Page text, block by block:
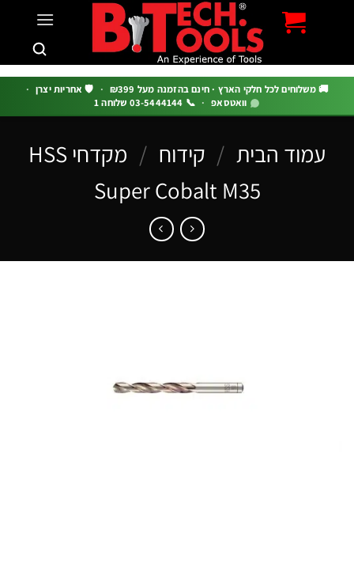
משלוחים לכל חלקי הארץ · חינם בהזמנה מעל ₪399 · 🛡️ אחריות יצרן ·
וואטסאפ · 📞 03-5444144 שלוחה 1
הבית / קידוח /
מקדחי HSS
Super Cobalt M35